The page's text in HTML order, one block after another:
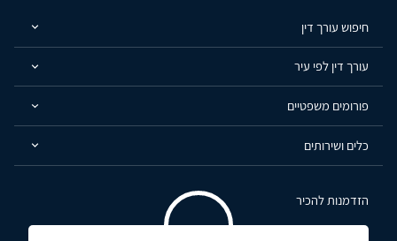
חיפוש עורך דין
עורך דין לפי עיר
פורומים משפטיים
כלים ושירותים
הזדמנות להכיר